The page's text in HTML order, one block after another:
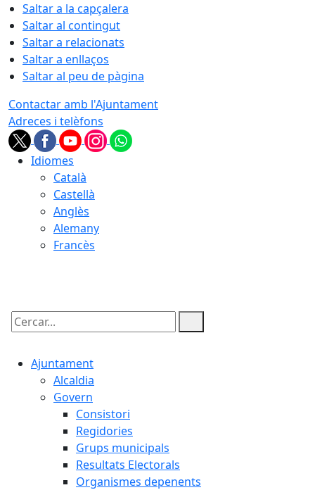
Saltar a la capçalera
Saltar al contingut
Saltar a relacionats
Saltar a enllaços
Saltar al peu de pàgina
Contactar amb l'Ajuntament
Adreces i telèfons
Idiomes
Català
Castellà
Anglès
Alemany
Francès
Cercar:
Ajuntament
Alcaldia
Govern
Consistori
Regidories
Grups municipals
Resultats Electorals
Organismes depenents